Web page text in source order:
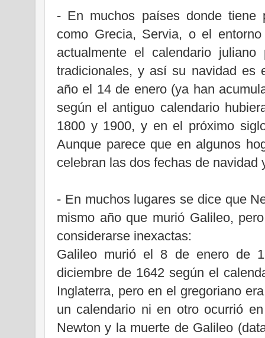
- En muchos países donde tiene
como Grecia, Servia, o el
actualmente el calendario
tradicionales, y así su navidad es
año el 14 de enero (ya han
según el antiguo calendario
1800 y 1900, y en el próximo
Aunque parece que en algunos
celebran las dos fechas de navidad
- En muchos lugares se dice que
mismo año que murió Galileo,
considerarse inexactas:
Galileo murió el 8 de enero de
diciembre de 1642 según el
Inglaterra, pero en el gregoriano
un calendario ni en otro ocurrió
Newton y la muerte de Galileo